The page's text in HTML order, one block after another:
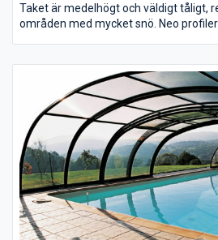
Taket är medelhögt och väldigt tåligt,
områden med mycket snö. Neo